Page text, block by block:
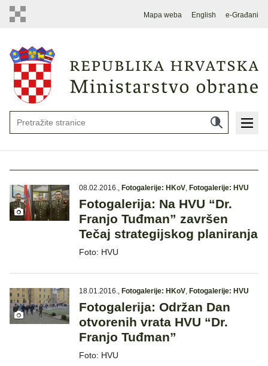
Mapa weba English e-Građani
08.02.2016., Fotogalerije: HKoV, Fotogalerije: HVU
Fotogalerija: Na HVU “Dr.
Franjo Tuđman” završen
Tečaj strategijskog planiranja
Foto: HVU
18.01.2016., Fotogalerije: HKoV, Fotogalerije: HVU
Fotogalerija: Održan Dan
otvorenih vrata HVU “Dr.
Franjo Tuđman”
Foto: HVU